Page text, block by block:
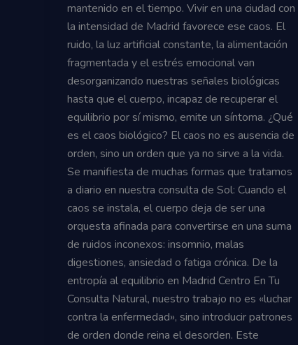
mantenido en el tiempo. Vivir en una ciudad con
la intensidad de Madrid favorece ese caos. El
ruido, la luz artificial constante, la alimentación
fragmentada y el estrés emocional van
desorganizando nuestras señales biológicas
hasta que el cuerpo, incapaz de recuperar el
equilibrio por sí mismo, emite un síntoma. ¿Qué
es el caos biológico? El caos no es ausencia de
orden, sino un orden que ya no sirve a la vida.
Se manifiesta de muchas formas que tratamos
a diario en nuestra consulta de Sol: Cuando el
caos se instala, el cuerpo deja de ser una
orquesta afinada para convertirse en una suma
de ruidos inconexos: insomnio, malas
digestiones, ansiedad o fatiga crónica. De la
entropía al equilibrio en Madrid Centro En Tu
Consulta Natural, nuestro trabajo no es «luchar
contra la enfermedad», sino introducir patrones
de orden donde reina el desorden. Este